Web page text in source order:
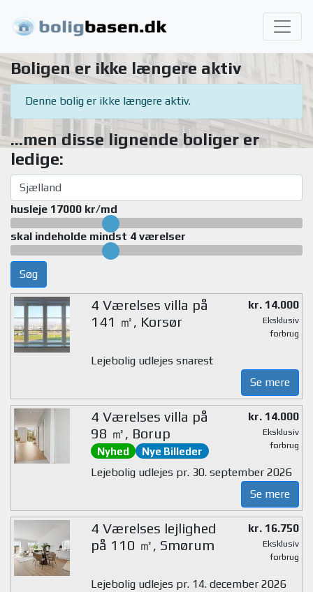
Boligen er ikke længere aktiv
Denne bolig er ikke længere aktiv.
...men disse lignende boliger er
ledige:
husleje 17000 kr/md
skal indeholde mindst 4 værelser
Søg
4 Værelses villa på
141 ㎡, Korsør
kr. 14.000
Eksklusiv
forbrug
Lejebolig udlejes snarest
Se mere
4 Værelses villa på
98 ㎡, Borup
Nyhed Nye Billeder
kr. 14.000
Eksklusiv
forbrug
Lejebolig udlejes pr. 30. september 2026
Se mere
4 Værelses lejlighed
på 110 ㎡, Smørum
kr. 16.750
Eksklusiv
forbrug
Lejebolig udlejes pr. 14. december 2026